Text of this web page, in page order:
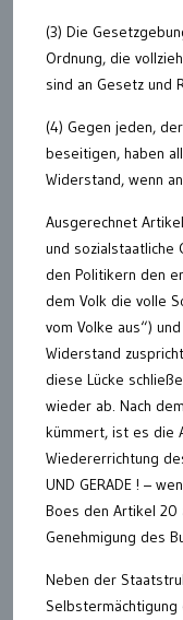
(3) Die
Ordnung, die
sind an Gesetz und
(4) Gegen jeden,
beseitigen, haben
Widerstand, wenn
Ausgerechnet
und sozialstaatliche
den Politikern den
dem Volk die volle
vom Volke aus“)
Widerstand
diese Lücke
wieder ab. Nach
kümmert, ist es die
Wiedererrichtung
UND GERADE ! –
Boes den Artikel 20
Genehmigung des
Neben der